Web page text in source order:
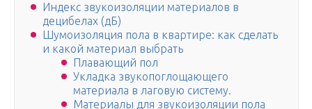
Индекс звукоизоляции материалов в
децибелах (дБ)
Шумоизоляция пола в квартире: как сделать
и какой материал выбрать
Плавающий пол
Укладка звукопоглощающего
материала в лаговую систему.
Материалы для звукоизоляции пола